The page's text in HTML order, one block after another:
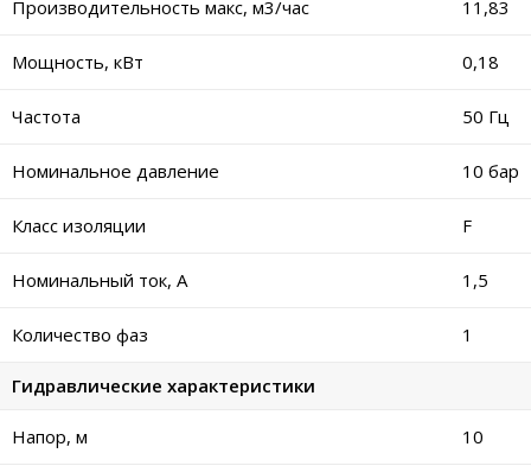
Производительность макс, м3/час 11,83
Мощность, кВт 0,18
Частота 50 Гц
Номинальное давление 10 бар
Класс изоляции F
Номинальный ток, А 1,5
Количество фаз 1
Гидравлические характеристики
Напор, м 10